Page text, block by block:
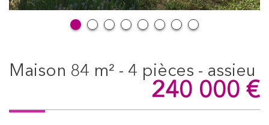
maison 84 m² - 4 pièces - assieu
240 000 €